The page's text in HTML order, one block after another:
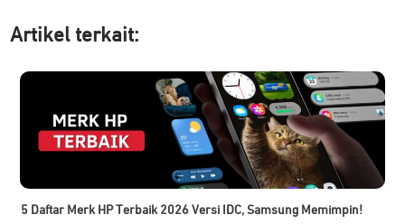
Artikel terkait:
5 Daftar Merk HP Terbaik 2026 Versi IDC, Samsung Memimpin!